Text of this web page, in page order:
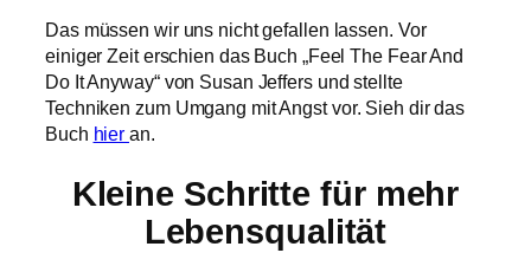
Das müssen wir uns nicht gefallen lassen. Vor
einiger Zeit erschien das Buch „Feel The Fear And
Do It Anyway“ von Susan Jeffers und stellte
Techniken zum Umgang mit Angst vor. Sieh dir das
Buch hier an.
Kleine Schritte für mehr
Lebensqualität